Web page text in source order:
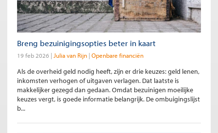
Breng bezuinigingsopties beter in kaart
19 feb 2026 Julia van Rijn Openbare financiën
Als de overheid geld nodig heeft, zijn er drie keuzes: geld lenen,
inkomsten verhogen of uitgaven verlagen. Dat laatste is
makkelijker gezegd dan gedaan. Omdat bezuinigen moeilijke
keuzes vergt, is goede informatie belangrijk. De ombuigingslijst
b...